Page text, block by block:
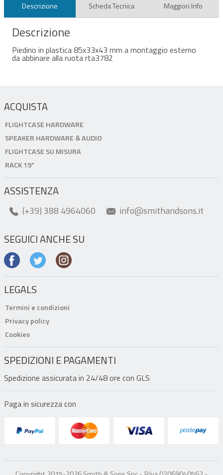
Descrizione Scheda Tecnica Maggiori Info
Descrizione
Piedino in plastica 85x33x43 mm a montaggio esterno
da abbinare alla ruota rta3782
ACQUISTA
FLIGHTCASE HARDWARE
SPEAKER HARDWARE & AUDIO
FLIGHTCASE SU MISURA
RACK 19"
ASSISTENZA
(+39) 388 4964060 info@smithandsons.it
SEGUICI ANCHE SU
LEGALS
Termini e condizioni
Privacy policy
Cookies
SPEDIZIONI E PAGAMENTI
Spedizione assicurata in 24/48 ore con GLS
Paga in sicurezza con